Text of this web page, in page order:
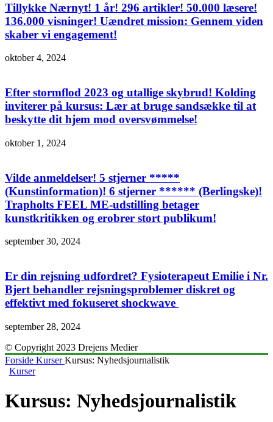
Tillykke Nærnyt! 1 år! 296 artikler! 50.000 læsere!
136.000 visninger! Uændret mission: Gennem viden
skaber vi engagement!
oktober 4, 2024
Efter stormflod 2023 og utallige skybrud! Kolding
inviterer på kursus: Lær at bruge sandsække til at
beskytte dit hjem mod oversvømmelse!
oktober 1, 2024
Vilde anmeldelser! 5 stjerner *****
(Kunstinformation)! 6 stjerner ****** (Berlingske)!
Trapholts FEEL ME-udstilling betager
kunstkritikken og erobrer stort publikum!
september 30, 2024
Er din rejsning udfordret? Fysioterapeut Emilie i Nr.
Bjert behandler rejsningsproblemer diskret og
effektivt med fokuseret shockwave
september 28, 2024
© Copyright 2023 Drejens Medier
Forside KurserKursus: Nyhedsjournalistik
Kurser
Kursus: Nyhedsjournalistik